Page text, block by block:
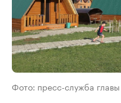
Фото: пресс-служба